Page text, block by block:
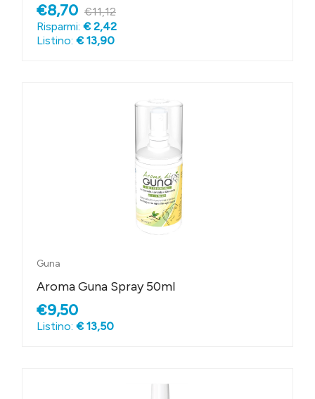
€8,70 €11,12
Risparmi: € 2,42
Listino: € 13,90
Guna
Aroma Guna Spray 50ml
€9,50
Listino: € 13,50